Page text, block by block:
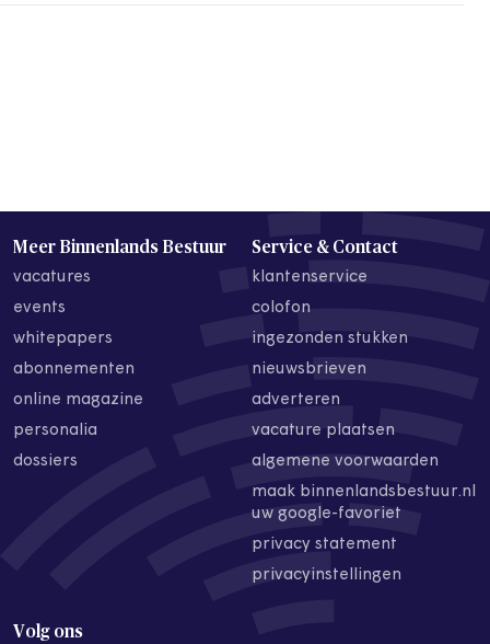
Meer Binnenlands Bestuur
vacatures
events
whitepapers
abonnementen
online magazine
personalia
dossiers
Service & Contact
klantenservice
colofon
ingezonden stukken
nieuwsbrieven
adverteren
vacature plaatsen
algemene voorwaarden
maak binnenlandsbestuur.nl
uw google-favoriet
privacy statement
privacyinstellingen
Volg ons